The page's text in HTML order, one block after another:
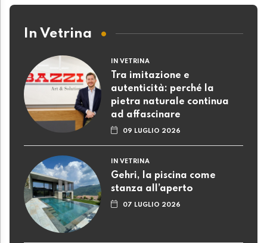
In Vetrina
IN VETRINA
Tra imitazione e
autenticità: perché la
pietra naturale continua
ad affascinare
09 LUGLIO 2026
IN VETRINA
Gehri, la piscina come
stanza all’aperto
07 LUGLIO 2026